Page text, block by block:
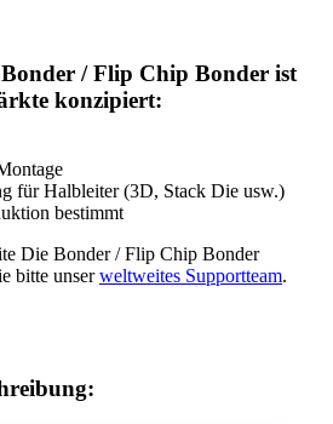
/ Flip Chip Bonder ist
konzipiert:
für Halbleiter (3D, Stack Die usw.)
bestimmt
Die Bonder / Flip Chip Bonder
bitte unserweltweites Supportteam.